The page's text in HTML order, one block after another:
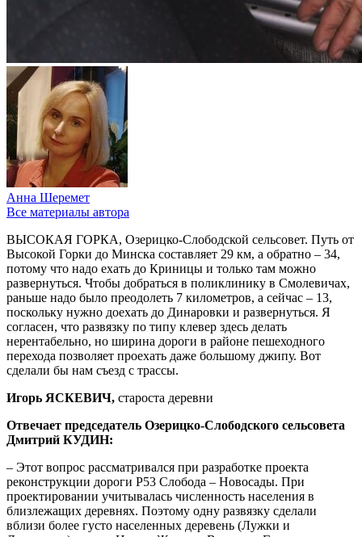
Анна Шеремет
Все материалы автора
ВЫСОКАЯ ГОРКА, Озерицко-Слободской сельсовет. Путь от
Высокой Горки до Минска составляет 29 км, а обратно – 34,
потому что надо ехать до Криницы и только там можно
развернуться. Чтобы добраться в поликлинику в Смолевичах,
раньше надо было преодолеть 7 километров, а сейчас – 13,
поскольку нужно доехать до Динаровки и развернуться. Я
согласен, что развязку по типу клевер здесь делать
нерентабельно, но ширина дороги в районе пешеходного
перехода позволяет проехать даже большому джипу. Вот
сделали бы нам съезд с трассы.
Игорь ЯСКЕВИЧ, староста деревни
Отвечает председатель Озерицко-Слободского сельсовета
Дмитрий КУДИН:
– Этот вопрос рассматривался при разработке проекта
реконструкции дороги Р53 Слобода – Новосады. При
проектировании учитывалась численность населения в
близлежащих деревнях. Поэтому одну развязку сделали
вблизи более густо населенных деревень (Лужки и